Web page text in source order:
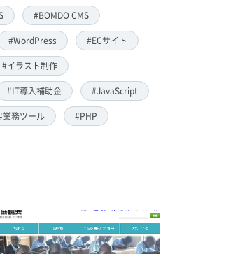
#BOMDO CMS
#WordPress #ECサイト
#イラスト制作
#IT導入補助金 #JavaScript
業務ツール #PHP